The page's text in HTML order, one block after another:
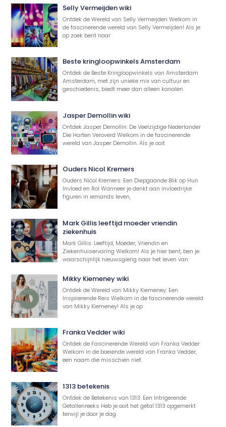
Selly Vermeijden wiki
Ontdek de Wereld van Selly Vermeijden Welkom in
de fascinerende wereld van Selly Vermeijden! Als je
op zoek bent naar
Beste kringloopwinkels Amsterdam
Ontdek de Beste Kringloopwinkels van Amsterdam
Amsterdam, met zijn unieke mix van cultuur en
geschiedenis, biedt meer dan alleen kanalen
Jasper Demollin wiki
Ontdek Jasper Demollin: De Veelzijdige Nederlander
Die Harten Veroverd Welkom in de fascinerende
wereld van Jasper Demollin. Als je ooit
Ouders Nicol Kremers
Ouders Nicol Kremers: Een Diepgaande Blik op Hun
Invloed en Rol Wanneer je denkt aan invloedrijke
figuren in iemands leven,
Mark Gillis leeftijd moeder vriendin
ziekenhuis
Mark Gillis: Leeftijd, Moeder, Vriendin en
Ziekenhuiservaring Welkom! Als je hier bent, ben je
waarschijnlijk nieuwsgierig naar het leven van
Mikky Kiemeney wiki
Ontdek de Wereld van Mikky Kiemeney: Een
Inspirerende Reis Welkom in de fascinerende wereld
van Mikky Kiemeney! Als je op
Franka Vedder wiki
Ontdek de Fascinerende Wereld van Franka Vedder
Welkom in de boeiende wereld van Franka Vedder,
een naam die misschien niet
1313 betekenis
Ontdek de Betekenis van 1313: Een Intrigerende
Getallenreeks Heb je ooit het getal 1313 opgemerkt
terwijl je door je dag